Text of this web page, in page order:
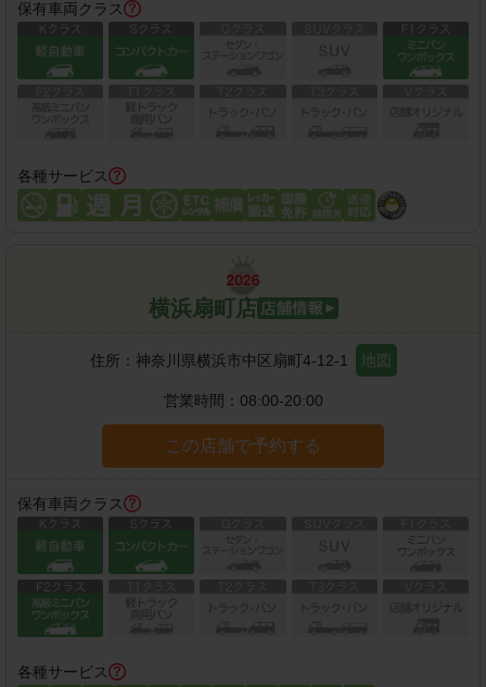
保有車両クラス
各種サービス
横浜扇町店
住所： 神奈川県横浜市中区扇町4-12-1 地図
営業時間： 08:00-20:00
この店舗で予約する
保有車両クラス
各種サービス